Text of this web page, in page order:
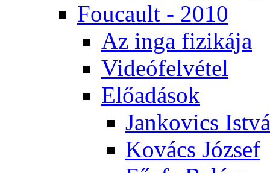
Fo­u­ca­ult - 2010
Az in­ga fi­zi­ká­ja
Vi­de­ó­fel­vé­tel
Elő­adá­sok
Jan­ko­vics
Ko­vács Jó­zsef